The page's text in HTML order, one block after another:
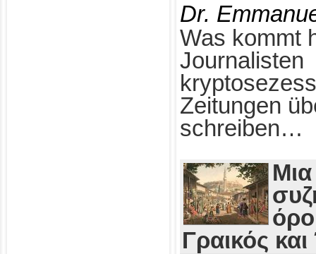
Dr.
Was kommt
Journalisten
Zeitungen
schreiben…
Μια
Γραικός